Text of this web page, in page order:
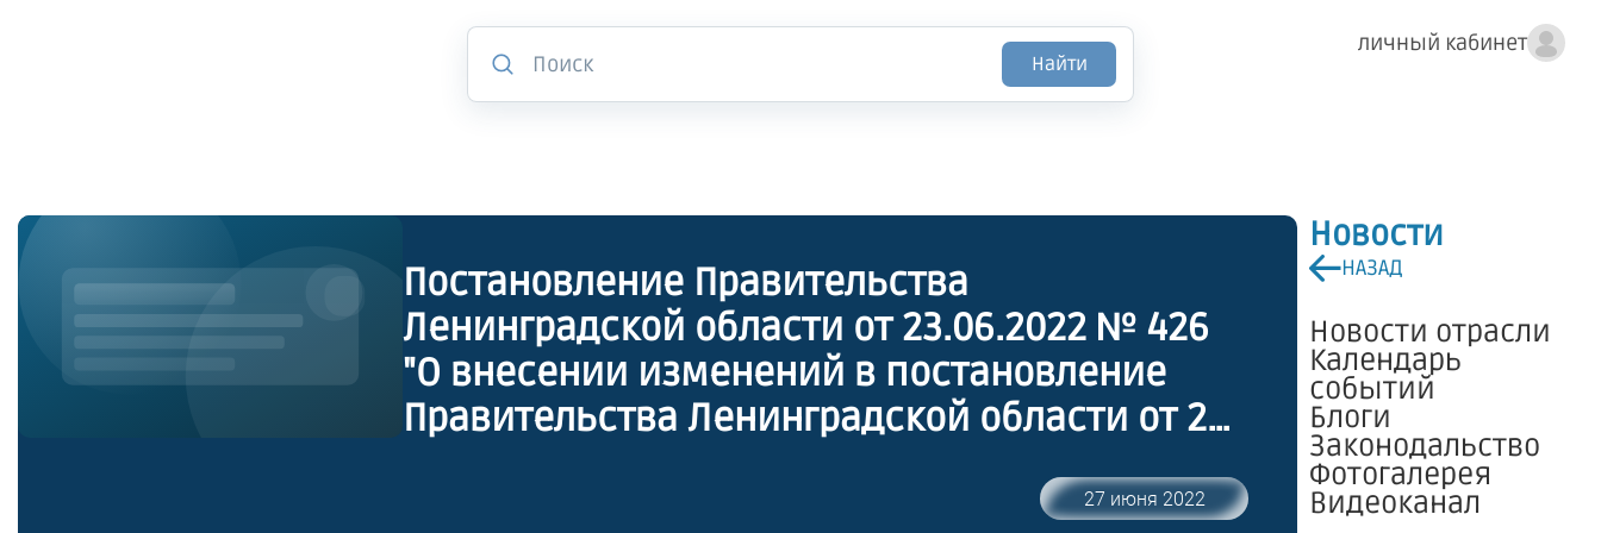
личный кабинет
Найти
Новости
НАЗАД
Новости отрасли
Календарь
событий
Блоги
Законодальство
Фотогалерея
Видеоканал
Постановление Правительства
Ленинградской области от 23.06.2022 № 426
"О внесении изменений в постановление
Правительства Ленинградской области от 22
реализации постановления Правительства
27 июня 2022